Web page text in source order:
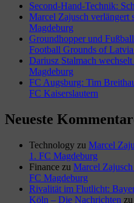
Second-Hand-Technik:
Marcel Zajusch verlängert
Magdeburg
Groundhopper und
Football Grounds of
Dariusz Stalmach
Magdeburg
FC Augsburg: Tim
FC Kaiserslautern
Neueste
Technology zu Marcel
1. FC Magdeburg
Finance zu Marcel
FC Magdeburg
Rivalität im Flutlicht:
Köln – Die Nachrichten zu